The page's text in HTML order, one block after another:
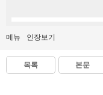
메뉴 인장보기
목록 본문